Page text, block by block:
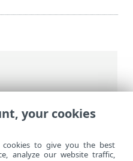
Server Security
Security>
> Agrupamento
your cookies
to give you the best
analyze our website traffic,